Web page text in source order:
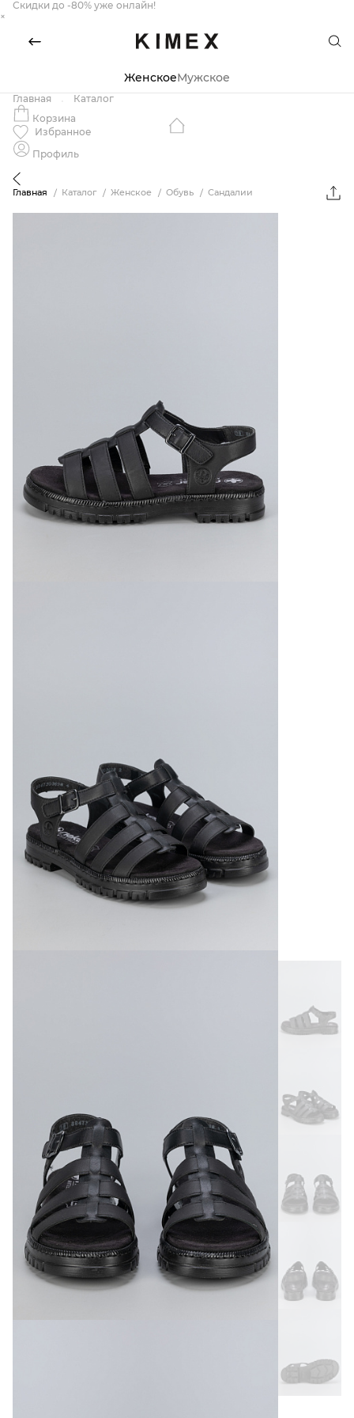
Скидки до -80% уже онлайн!
×
ЖенскоеМужское
Главная
Каталог
Корзина
Избранное
Профиль
Главная Каталог Женское Обувь Сандалии